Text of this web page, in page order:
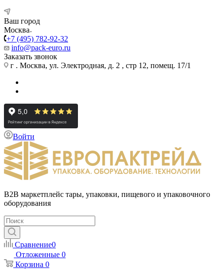
Ваш город
Москва
+7 (495) 782-92-32
info@pack-euro.ru
Заказать звонок
г . Москва, ул. Электродная, д. 2 , стр 12, помещ. 17/1
Войти
B2B маркетплейс тары, упаковки, пищевого и упаковочного
оборудования
Сравнение0
Отложенные 0
Корзина 0